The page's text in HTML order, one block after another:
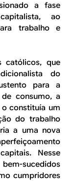
a fase
ao
trabalho e
católicos, que
do
para a
consumo, a
constituía um
do trabalho
a uma nova
Nesse
sucedidos
cumpridores